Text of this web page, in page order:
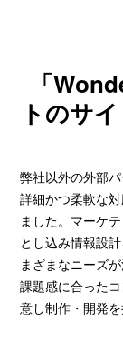
「
トのサ
弊社以外の外部
詳細かつ柔軟な
ました。マーケ
とし込み情報設
まざまなニーズ
課題感に合った
意し制作・開発を